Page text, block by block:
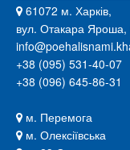
61072 м. Харків,
вул. Отакара Яроша,
+38 (095) 531-40-07
+38 (096) 645-86-31
м. Перемога
м. Олексіївська